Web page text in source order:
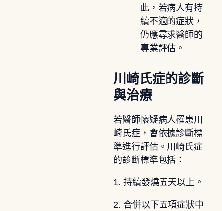
此，若病人有持
續不適的症狀，
仍應尋求醫師的
專業評估。
川崎氏症的診斷
與治療
若醫師懷疑病人罹患川
崎氏症，會依據診斷標
準進行評估。川崎氏症
的診斷標準包括：
1. 持續發燒五天以上。
2. 合併以下五項症狀中